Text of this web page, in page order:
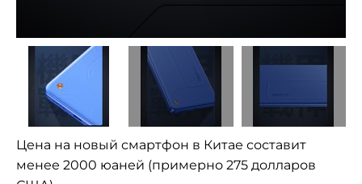
Цена на новый смартфон в Китае составит
менее 2000 юаней (примерно 275 долларов